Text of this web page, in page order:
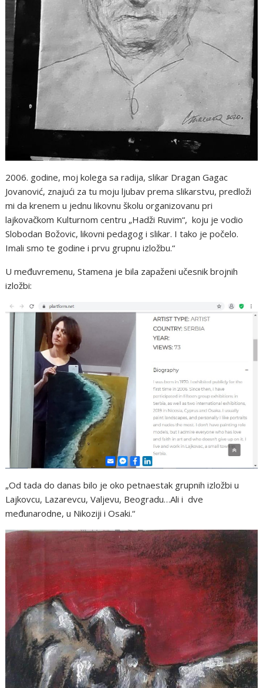
2006. godine, moj kolega sa radija, slikar Dragan Gagac
Jovanović, znajući za tu moju ljubav prema slikarstvu, predloži
mi da krenem u jednu likovnu školu organizovanu pri
lajkovačkom Kulturnom centru „Hadži Ruvim“, koju je vodio
Slobodan Božovic, likovni pedagog i slikar. I tako je počelo.
Imali smo te godine i prvu grupnu izložbu.“
U međuvremenu, Stamena je bila zapaženi učesnik brojnih
izložbi:
„Od tada do danas bilo je oko petnaestak grupnih izložbi u
Lajkovcu, Lazarevcu, Valjevu, Beogradu…Ali i dve
međunarodne, u Nikoziji i Osaki.“